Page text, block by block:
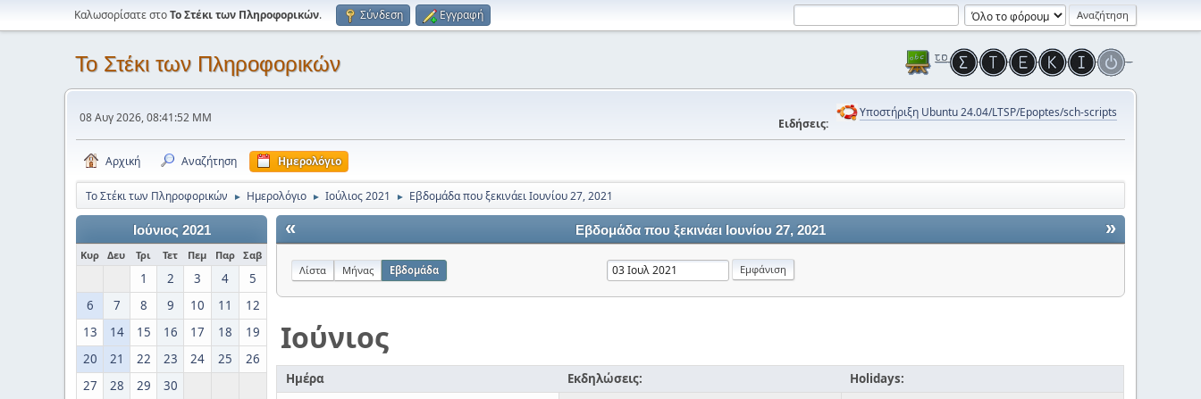
Καλωσορίσατε στοΤο Στέκι των Πληροφορικών. Σύνδεση Εγγραφή
Το Στέκι των Πληροφορικών
08 Αυγ 2026, 08:41:52 ΜΜ Ειδήσεις:
Υποστήριξη Ubuntu 24.04/LTSP/Epoptes/sch-scripts
Αρχική Αναζήτηση Ημερολόγιο
Το Στέκι των Πληροφορικών ► Ημερολόγιο ► Ιούλιος 2021 ► Εβδομάδα που ξεκινάει Ιουνίου 27, 2021
Ιούνιος 2021
Κυρ Δευ Τρι Τετ Πεμ Παρ Σαβ
1 2 3 4
5
6
7 8 9 10 11
12
13
14 15 16 17 18
19
20
21 22 23 24 25
26
27
28 29 30
« »
Εβδομάδα που ξεκινάει Ιουνίου 27, 2021
Λίστα Μήνας Εβδομάδα
Ιούνιος
Ημέρα Εκδηλώσεις: Holidays: